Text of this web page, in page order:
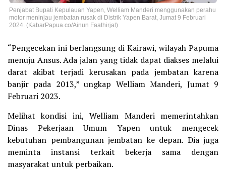
Penjabat Bupati Kepulauan Yapen, Welliam Manderi menggunakan perahu
motor meninjau jembatan rusak di Distrik Yapen Barat, Jumat 9 Februari
2024. (KabarPapua.co/Ainun Faathirjal)
“Pengecekan ini berlangsung di Kairawi, wilayah Papuma
menuju Ansus. Ada jalan yang tidak dapat diakses melalui
darat akibat terjadi kerusakan pada jembatan karena
banjir pada 2013,” ungkap Welliam Manderi, Jumat 9
Februari 2023.
Melihat kondisi ini, Welliam Manderi memerintahkan
Dinas Pekerjaan Umum Yapen untuk mengecek
kebutuhan pembangunan jembatan ke depan. Dia juga
meminta instansi terkait bekerja sama dengan
masyarakat untuk perbaikan.